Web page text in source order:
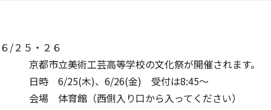
６/２５・２６
京都市立美術工芸高等学校の文化祭が開催されます。
日時 6/25(木)、6/26(金) 受付は8:45～
会場 体育館（西側入り口から入ってください）